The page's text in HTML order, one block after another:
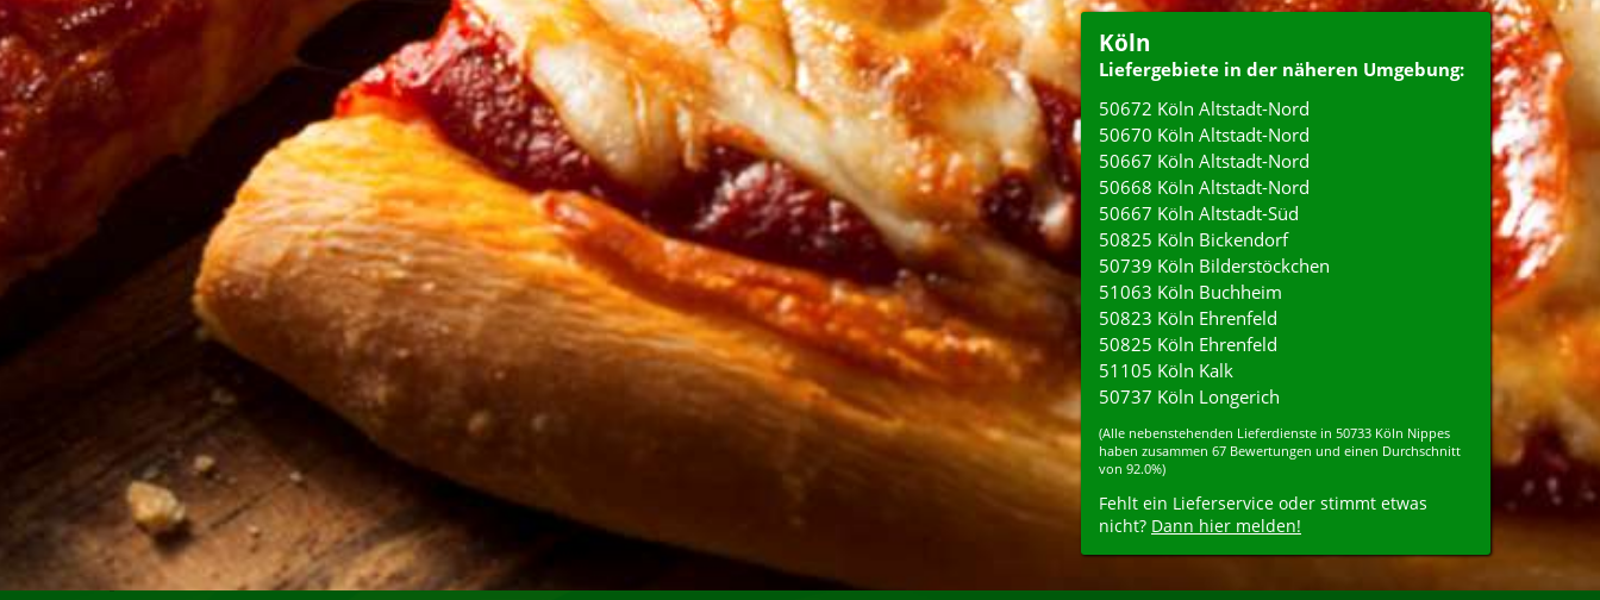
Köln
Liefergebiete in der näheren Umgebung:
50672 Köln Altstadt-Nord
50670 Köln Altstadt-Nord
50667 Köln Altstadt-Nord
50668 Köln Altstadt-Nord
50667 Köln Altstadt-Süd
50825 Köln Bickendorf
50739 Köln Bilderstöckchen
51063 Köln Buchheim
50823 Köln Ehrenfeld
50825 Köln Ehrenfeld
51105 Köln Kalk
50737 Köln Longerich
(Alle nebenstehenden Lieferdienste in 50733 Köln Nippes
haben zusammen 67 Bewertungen und einen Durchschnitt
von 92.0%)
Fehlt ein Lieferservice oder stimmt etwas
nicht? Dann hier melden!